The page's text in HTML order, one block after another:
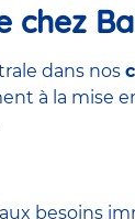
chez
dans nos
à la mise
besoins